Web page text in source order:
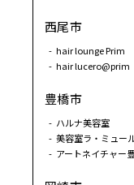
西尾市
hair lounge Prim
hair lucero@prim
豊橋市
ハルナ美容室
美容室ラ・ミュー
アートネイチャー